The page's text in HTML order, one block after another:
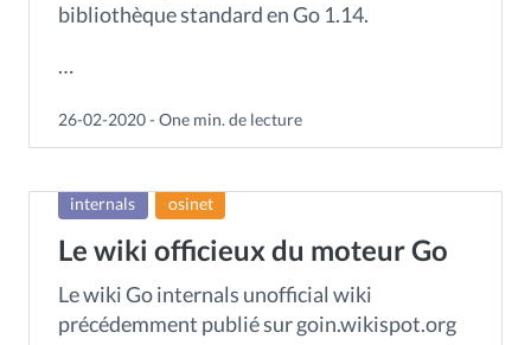
bibliothèque standard en Go 1.14.
…
26-02-2020 - One min. de lecture
internals osinet
Le wiki officieux du moteur Go
Le wiki Go internals unofficial wiki
précédemment publié sur goin.wikispot.org